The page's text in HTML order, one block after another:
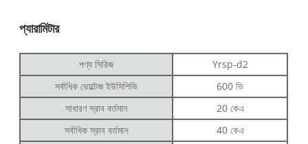
প্যারামিটার
পণ্য সিরিজ
Yrsp-d2
সর্বাধিক ভোল্টেজ ইউসিপিভি
600 ভি
সাধারণ স্রাব বর্তমান
20 কেএ
সর্বাধিক স্রাব বর্তমান
40 কেএ